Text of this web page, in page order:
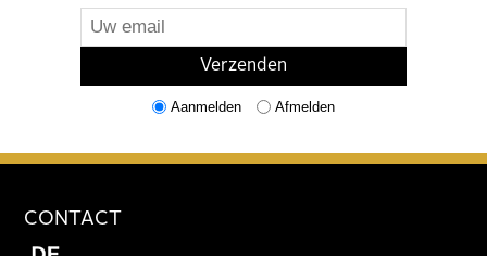
Aanmelden Afmelden
CONTACT